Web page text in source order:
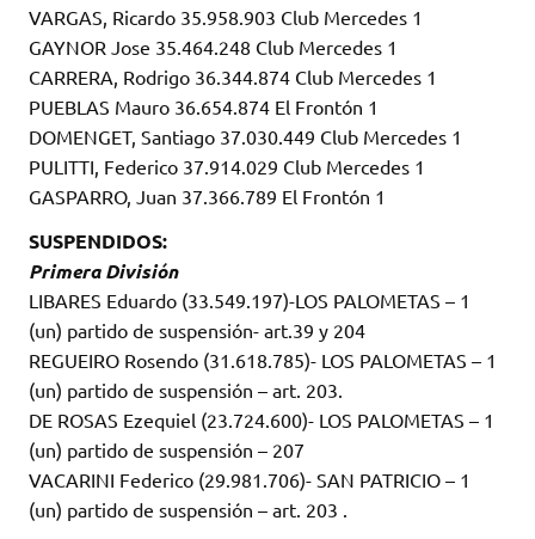
VARGAS, Ricardo 35.958.903 Club Mercedes 1
GAYNOR Jose 35.464.248 Club Mercedes 1
CARRERA, Rodrigo 36.344.874 Club Mercedes 1
PUEBLAS Mauro 36.654.874 El Frontón 1
DOMENGET, Santiago 37.030.449 Club Mercedes 1
PULITTI, Federico 37.914.029 Club Mercedes 1
GASPARRO, Juan 37.366.789 El Frontón 1
SUSPENDIDOS:
Primera División
LIBARES Eduardo (33.549.197)-LOS PALOMETAS – 1
(un) partido de suspensión- art.39 y 204
REGUEIRO Rosendo (31.618.785)- LOS PALOMETAS – 1
(un) partido de suspensión – art. 203.
DE ROSAS Ezequiel (23.724.600)- LOS PALOMETAS – 1
(un) partido de suspensión – 207
VACARINI Federico (29.981.706)- SAN PATRICIO – 1
(un) partido de suspensión – art. 203 .